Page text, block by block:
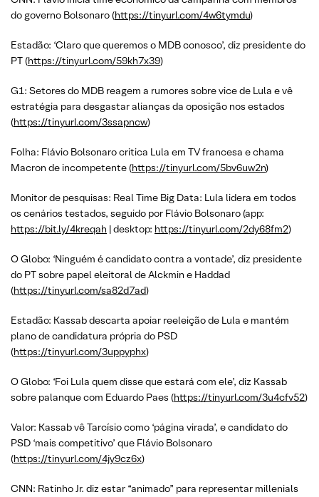
do governo Bolsonaro (https://tinyurl.com/4w6tymdu)
Estadão: ‘Claro que queremos o MDB conosco’, diz presidente do
PT (https://tinyurl.com/59kh7x39)
G1: Setores do MDB reagem a rumores sobre vice de Lula e vê
estratégia para desgastar alianças da oposição nos estados
(https://tinyurl.com/3ssapncw)
Folha: Flávio Bolsonaro critica Lula em TV francesa e chama
Macron de incompetente (https://tinyurl.com/5bv6uw2n)
Monitor de pesquisas: Real Time Big Data: Lula lidera em todos
os cenários testados, seguido por Flávio Bolsonaro (app:
https://bit.ly/4kreqah | desktop: https://tinyurl.com/2dy68fm2)
O Globo: ‘Ninguém é candidato contra a vontade’, diz presidente
do PT sobre papel eleitoral de Alckmin e Haddad
(https://tinyurl.com/sa82d7ad)
Estadão: Kassab descarta apoiar reeleição de Lula e mantém
plano de candidatura própria do PSD
(https://tinyurl.com/3uppyphx)
O Globo: ‘Foi Lula quem disse que estará com ele’, diz Kassab
sobre palanque com Eduardo Paes (https://tinyurl.com/3u4cfv52)
Valor: Kassab vê Tarcísio como ‘página virada’, e candidato do
PSD ‘mais competitivo’ que Flávio Bolsonaro
(https://tinyurl.com/4jy9cz6x)
CNN: Ratinho Jr. diz estar “animado” para representar millenials